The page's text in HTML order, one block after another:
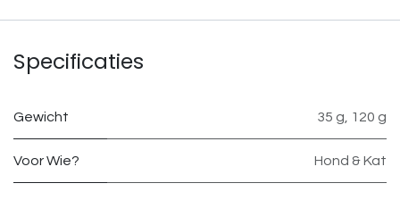
Specificaties
Gewicht 35 g 120 g
Voor Wie? Hond & Kat